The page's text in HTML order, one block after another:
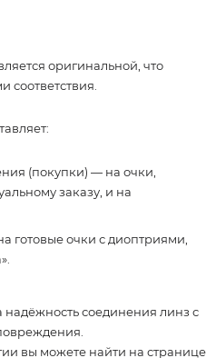
оригинальной, что
соответствия.
(покупки) — на очки,
заказу, и на
готовые очки с диоптриями,
надёжность соединения линз с
вы можете найти на странице